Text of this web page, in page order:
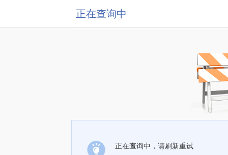
正在查询中
正在查询中，请刷新重试